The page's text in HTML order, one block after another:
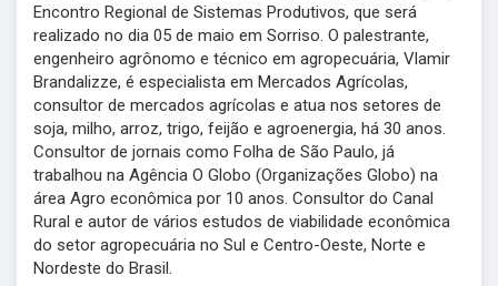
Encontro Regional de Sistemas Produtivos, que será
realizado no dia 05 de maio em Sorriso. O palestrante,
engenheiro agrônomo e técnico em agropecuária, Vlamir
Brandalizze, é especialista em Mercados Agrícolas,
consultor de mercados agrícolas e atua nos setores de
soja, milho, arroz, trigo, feijão e agroenergia, há 30 anos.
Consultor de jornais como Folha de São Paulo, já
trabalhou na Agência O Globo (Organizações Globo) na
área Agro econômica por 10 anos. Consultor do Canal
Rural e autor de vários estudos de viabilidade econômica
do setor agropecuária no Sul e Centro-Oeste, Norte e
Nordeste do Brasil.